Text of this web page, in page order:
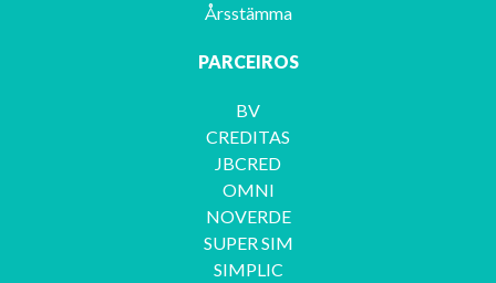
Årsstämma
PARCEIROS
BV
CREDITAS
JBCRED
OMNI
NOVERDE
SUPER SIM
SIMPLIC